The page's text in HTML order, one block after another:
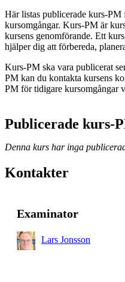
Här listas publicerade kurs-PM
kursomgångar. Kurs-PM är
kursens genomförande. Ett
hjälper dig att förbereda,
Kurs-PM ska vara publicerat
PM kan du kontakta kursens
PM för tidigare kursomgångar
Publicerade kurs-
Denna kurs har inga
Kontakter
Examinator
Lars Jonsson